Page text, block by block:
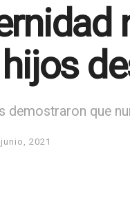
demostraron que
2021